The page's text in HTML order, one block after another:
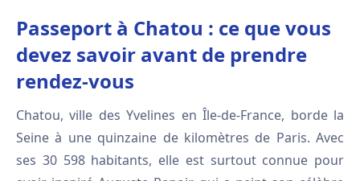
Passeport à Chatou : ce que vous
devez savoir avant de prendre
rendez-vous
Chatou, ville des Yvelines en Île-de-France, borde la
Seine à une quinzaine de kilomètres de Paris. Avec
ses 30 598 habitants, elle est surtout connue pour